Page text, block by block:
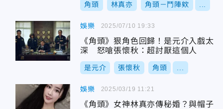
角頭 林真亦 角頭－鬥陣欸
娛樂
《角頭》狠角色回歸！是元介入戲太
深 怒嗆張懷秋：超討厭這個人
是元介 張懷秋 角頭
2025/07/10 19:33
娛樂
《角頭》女神林真亦傳秘婚？與帽子
2025/03/19 11:21